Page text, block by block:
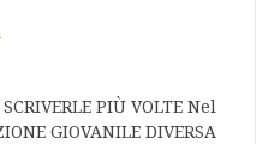
PIÙ VOLTE Nel
GIOVANILE DIVERSA